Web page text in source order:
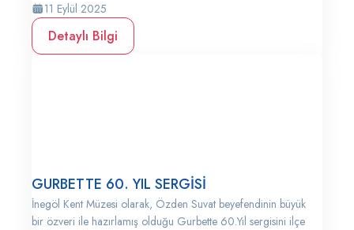
11 Eylül 2025
Detaylı Bilgi
GURBETTE 60. YIL SERGİSİ
İnegöl Kent Müzesi olarak, Özden Suvat beyefendinin büyük
bir özveri ile hazırlamış olduğu Gurbette 60.Yıl sergisini ilçe